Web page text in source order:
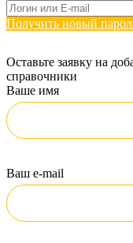
Получить новый
Оставьте заявку на
справочники
Ваше имя
Ваш e-mail